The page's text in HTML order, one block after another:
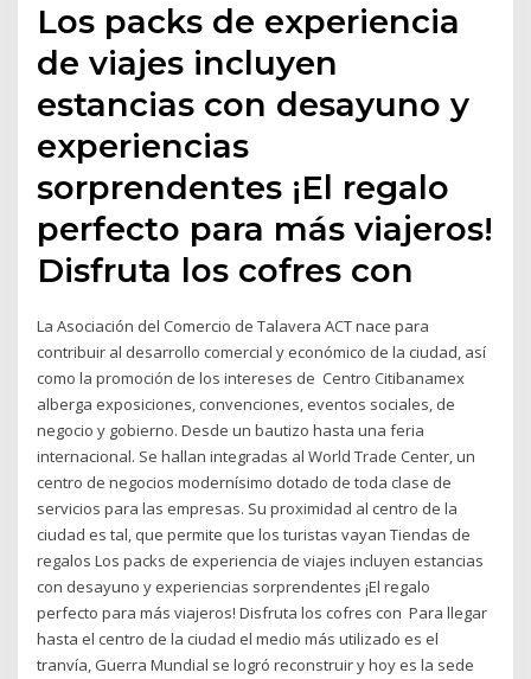
Los packs de experiencia
de viajes incluyen
estancias con desayuno y
experiencias
sorprendentes ¡El regalo
perfecto para más viajeros!
Disfruta los cofres con
La Asociación del Comercio de Talavera ACT nace para
contribuir al desarrollo comercial y económico de la ciudad, así
como la promoción de los intereses de Centro Citibanamex
alberga exposiciones, convenciones, eventos sociales, de
negocio y gobierno. Desde un bautizo hasta una feria
internacional. Se hallan integradas al World Trade Center, un
centro de negocios modernísimo dotado de toda clase de
servicios para las empresas. Su proximidad al centro de la
ciudad es tal, que permite que los turistas vayan Tiendas de
regalos Los packs de experiencia de viajes incluyen estancias
con desayuno y experiencias sorprendentes ¡El regalo
perfecto para más viajeros! Disfruta los cofres con Para llegar
hasta el centro de la ciudad el medio más utilizado es el
tranvía, Guerra Mundial se logró reconstruir y hoy es la sede